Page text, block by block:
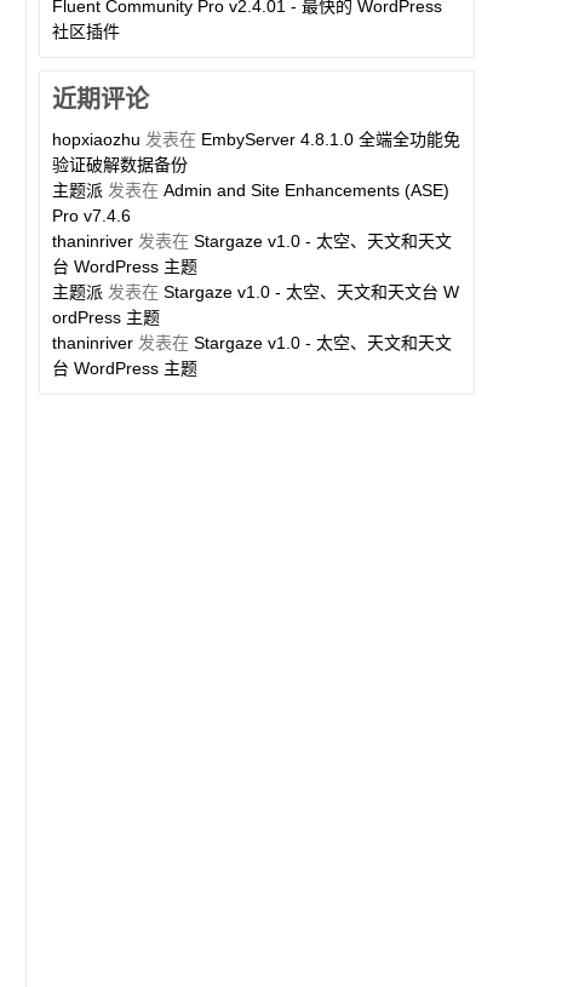
Fluent Community Pro v2.4.01 - 最快的 WordPress
社区插件
近期评论
hopxiaozhu 发表在 EmbyServer 4.8.1.0 全端全功能免
验证破解数据备份
主题派 发表在 Admin and Site Enhancements (ASE)
Pro v7.4.6
thaninriver 发表在 Stargaze v1.0 - 太空、天文和天文
台 WordPress 主题
主题派 发表在 Stargaze v1.0 - 太空、天文和天文台 W
ordPress 主题
thaninriver 发表在 Stargaze v1.0 - 太空、天文和天文
台 WordPress 主题